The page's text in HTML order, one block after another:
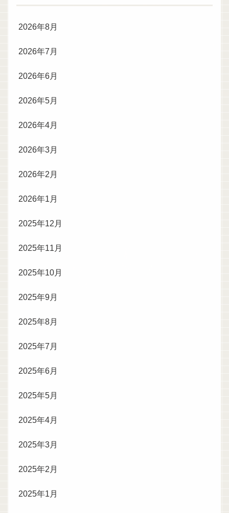
2026年8月
2026年7月
2026年6月
2026年5月
2026年4月
2026年3月
2026年2月
2026年1月
2025年12月
2025年11月
2025年10月
2025年9月
2025年8月
2025年7月
2025年6月
2025年5月
2025年4月
2025年3月
2025年2月
2025年1月